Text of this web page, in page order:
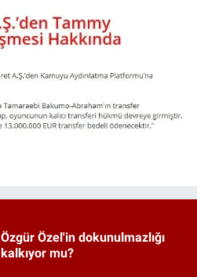
Özgür Özel'in dokunulmazlığı
kalkıyor mu?